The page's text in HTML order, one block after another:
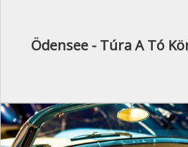
Ödensee - Túra A Tó